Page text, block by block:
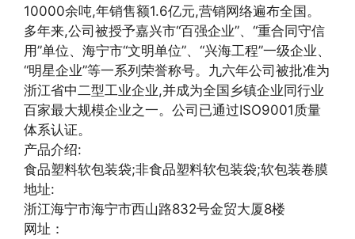
10000余吨,年销售额1.6亿元,营销网络遍布全国。
多年来,公司被授予嘉兴市“百强企业”、“重合同守信
用”单位、海宁市“文明单位”、“兴海工程”一级企业、
“明星企业”等一系列荣誉称号。九六年公司被批准为
浙江省中二型工业企业,并成为全国乡镇企业同行业
百家最大规模企业之一。公司已通过ISO9001质量
体系认证。
产品介绍:
食品塑料软包装袋;非食品塑料软包装袋;软包装卷膜
地址:
浙江海宁市海宁市西山路832号金贸大厦8楼
网址：